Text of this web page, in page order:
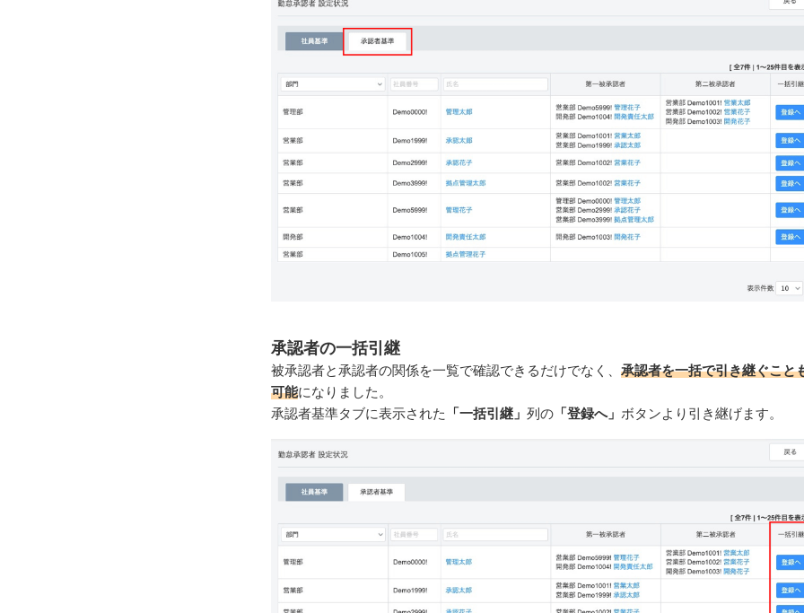
承認者の一括引継
被承認者と承認者の関係を一覧で確認できるだけでなく、 承認者を一括で引き継ぐこと
可能になりました。
承認者基準タブに表示された
「一括引継」 列の 「登録へ」 ボタンより引き継げます。